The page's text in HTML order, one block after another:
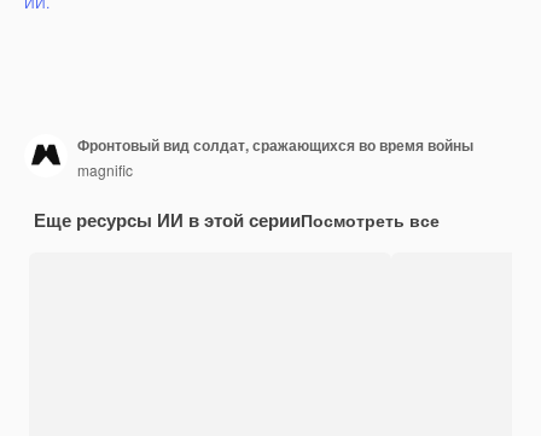
Фронтовый вид солдат, сражающихся во время войны
magnific
Еще ресурсы ИИ в этой серииПосмотреть все